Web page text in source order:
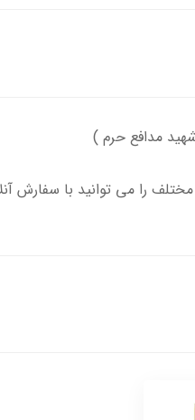
مدافع حرم )
را می توانید با سفارش